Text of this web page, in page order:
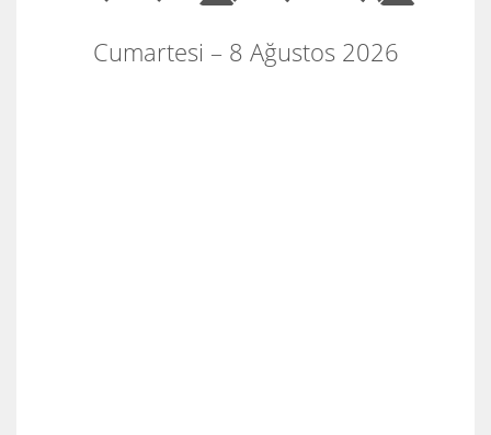
Cumartesi – 8 Ağustos 2026